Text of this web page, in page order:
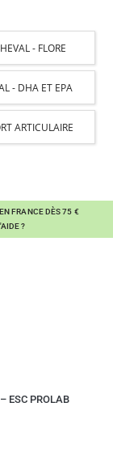
- FLORE
- DHA ET EPA
ARTICULAIRE
FRANCE DÈS 75 €
?
ESC PROLAB